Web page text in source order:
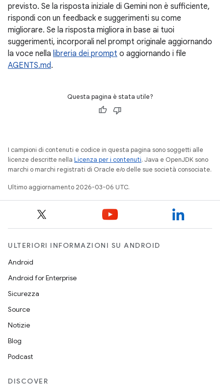
previsto. Se la risposta iniziale di Gemini non è sufficiente,
rispondi con un feedback e suggerimenti su come
migliorare. Se la risposta migliora in base ai tuoi
suggerimenti, incorporali nel prompt originale aggiornando
la voce nella libreria dei prompt o aggiornando i file
AGENTS.md.
Questa pagina è stata utile?
I campioni di contenuti e codice in questa pagina sono soggetti alle
licenze descritte nella Licenza per i contenuti. Java e OpenJDK sono
marchi o marchi registrati di Oracle e/o delle sue società consociate.
Ultimo aggiornamento 2026-03-06 UTC.
ULTERIORI INFORMAZIONI SU ANDROID
Android
Android for Enterprise
Sicurezza
Source
Notizie
Blog
Podcast
DISCOVER